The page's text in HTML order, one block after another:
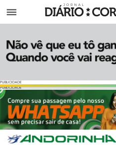
Menu
PUBLICIDADE
PUBLICIDADE